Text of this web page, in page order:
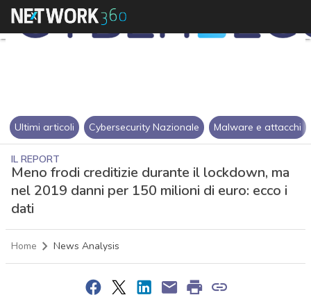
Ultimi articoli Cybersecurity Nazionale Malware e attacchi
IL REPORT
Meno frodi creditizie durante il lockdown, ma
nel 2019 danni per 150 milioni di euro: ecco i
dati
Home News Analysis